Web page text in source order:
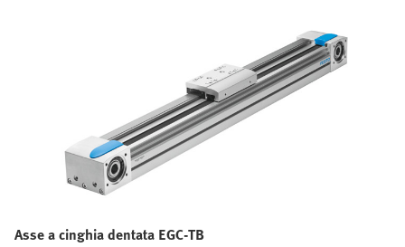
Asse a cinghia dentata EGC-TB